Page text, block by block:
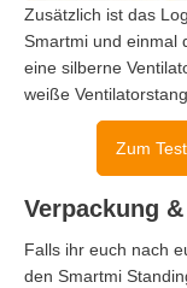
Zusätzlich ist das
Smartmi und einmal
eine silberne
weiße
Zum
Verpackung
Falls ihr euch nach
den Smartmi